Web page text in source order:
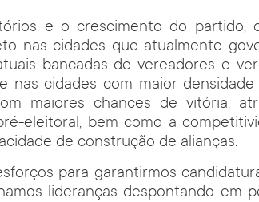
e o crescimento do partido,
nas cidades que atualmente
bancadas de vereadores e
nas cidades com maior
maiores chances de vitória,
eleitoral, bem como a
de construção de alianças.
para garantirmos
lideranças despontando em